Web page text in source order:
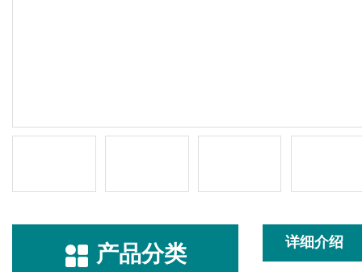
产品分类 详细介绍